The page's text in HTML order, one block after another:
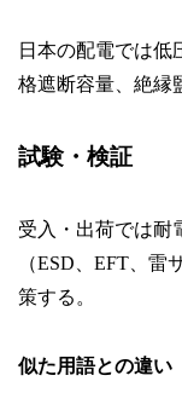
日本の配電では低
格遮断容量、絶縁
試験・検証
受入・出荷では耐
（ESD、EFT、雷
策する。
似た用語との違い